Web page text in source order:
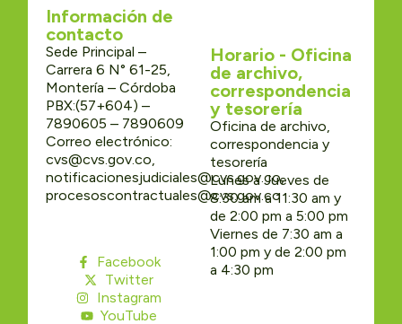
Información de
contacto
Sede Principal –
Carrera 6 N° 61-25,
Montería – Córdoba
PBX:(57+604) –
7890605 – 7890609
Correo electrónico:
cvs@cvs.gov.co,
notificacionesjudiciales@cvs.gov.co,
procesoscontractuales@cvs.gov.co
Facebook
Twitter
Instagram
YouTube
Horario - Oficina
de archivo,
correspondencia
y tesorería
Oficina de archivo,
correspondencia y
tesorería
Lunes a Jueves de
8:30 am a 11:30 am y
de 2:00 pm a 5:00 pm
Viernes de 7:30 am a
1:00 pm y de 2:00 pm
a 4:30 pm